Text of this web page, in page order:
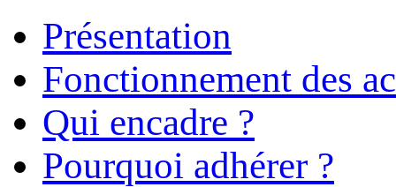
Présentation
Fonctionnement des
Qui encadre ?
Pourquoi adhérer ?